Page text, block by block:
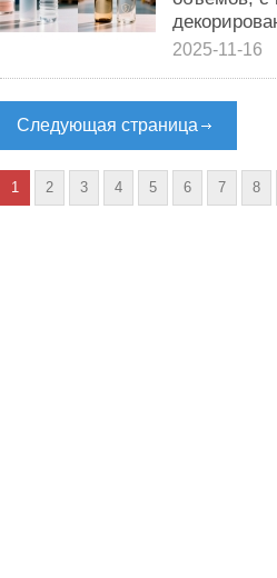
2025-11-16
Следующая страница
1 2 3 4 5 6 7 8